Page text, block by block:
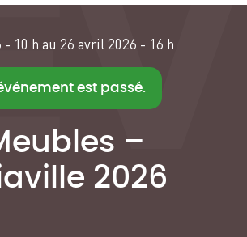
- 10 h au 26 avril 2026 - 16 h
est passé.
–
2026